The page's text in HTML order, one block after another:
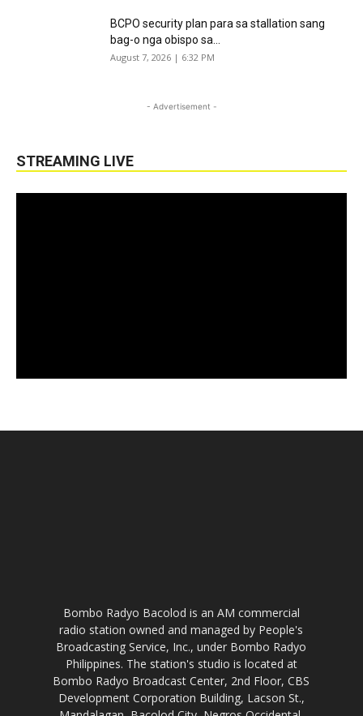
BCPO security plan para sa stallation sang
bag-o nga obispo sa...
August 7, 2026 | 6:32 PM
- Advertisement -
STREAMING LIVE
Bombo Radyo Bacolod is an AM commercial
radio station owned and managed by People's
Broadcasting Service, Inc., under Bombo Radyo
Philippines. The station's studio is located at
Bombo Radyo Broadcast Center, 2nd Floor, CBS
Development Corporation Building, Lacson St.,